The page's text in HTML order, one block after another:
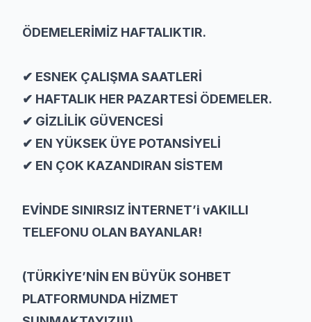
ÖDEMELERİMİZ HAFTALIKTIR.
✔ ESNEK ÇALIŞMA SAATLERİ
✔ HAFTALIK HER PAZARTESİ ÖDEMELER.
✔ GİZLİLİK GÜVENCESİ
✔ EN YÜKSEK ÜYE POTANSİYELİ
✔ EN ÇOK KAZANDIRAN SİSTEM
EVİNDE SINIRSIZ İNTERNET’i vAKILLI
TELEFONU OLAN BAYANLAR!
(TÜRKİYE’NİN EN BÜYÜK SOHBET
PLATFORMUNDA HİZMET